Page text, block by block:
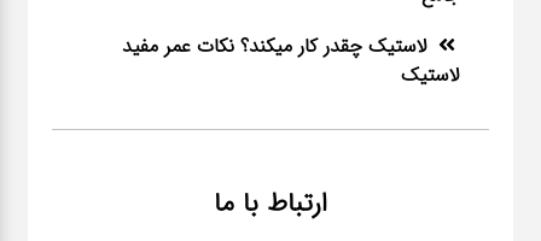
لاستیک چقدر کار میکند؟ نکات عمر مفید
لاستیک
ارتباط با ما